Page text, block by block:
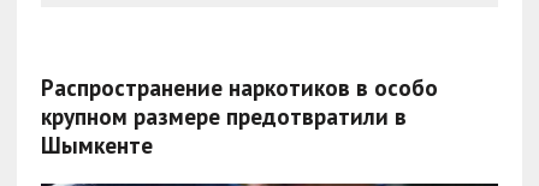
Распространение наркотиков в особо
крупном размере предотвратили в
Шымкенте